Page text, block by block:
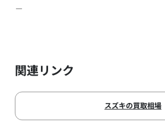
－
関連リンク
スズキの買取相場